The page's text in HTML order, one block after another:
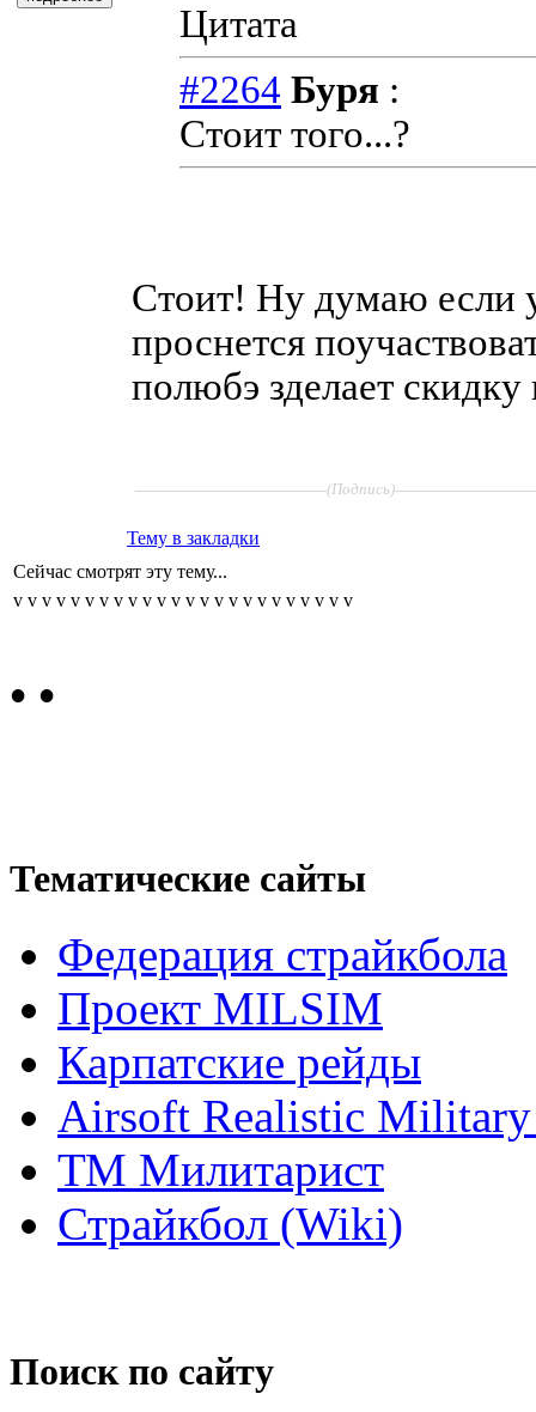
Цитата
#2264 Буря :
Стоит того...?
Стоит! Ну думаю если
проснется
полюбэ зделает скидку
(Подпись)
Тему в закладки
Сейчас смотрят эту тему...
v v v v v v v v v v v v v v v v v v v v v v v v
• •
Тематические сайты
Федерация страйкбола
Проект MILSIM
Карпатские рейды
Airsoft Realistic
ТМ Милитарист
Страйкбол (Wiki)
Поиск по сайту